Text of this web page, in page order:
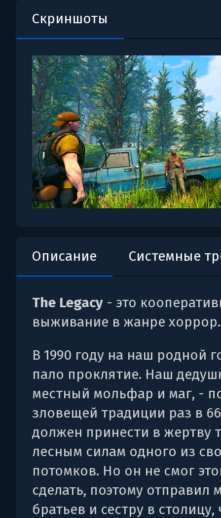
Скриншоты
Описание Системные
The Legacy - это
выживание в жанре хоррор.
В 1990 году на наш родной
пало проклятие. Наш
местный мольфар и маг, -
зловещей традиции раз в
должен принести в жертву
лесным силам одного из
потомков. Но он не смог
сделать, поэтому отправил
братьев и сестру в